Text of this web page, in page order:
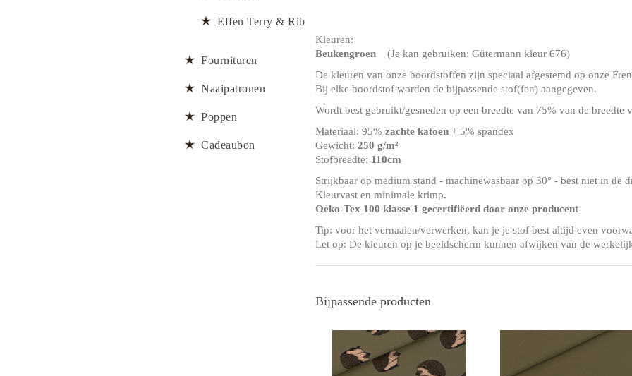
Kleuren:
Beukengroen(Je kan gebruiken: Gütermann kleur 676)
De kleuren van onze boordstoffen zijn speciaal afgestemd op onze
Bij elke boordstof worden de bijpassende stof(fen) aangegeven.
Wordt best gebruikt/gesneden op een breedte van 75% van de breedte
Materiaal: 95% zachte katoen+ 5% spandex
Gewicht: 250 g/m²
Stofbreedte: 110cm
Strijkbaar op medium stand - machinewasbaar op 30° - best niet in de
Kleurvast en minimale krimp.
Oeko-Tex 100 klasse 1 gecertifiëerd door onze producent
Tip: voor het vernaaien/verwerken, kan je je stof best altijd even
Let op: De kleuren op je beeldscherm kunnen afwijken van de
Bijpassende producten
Effen Terry & Rib
Fournituren
Naaipatronen
Poppen
Cadeaubon